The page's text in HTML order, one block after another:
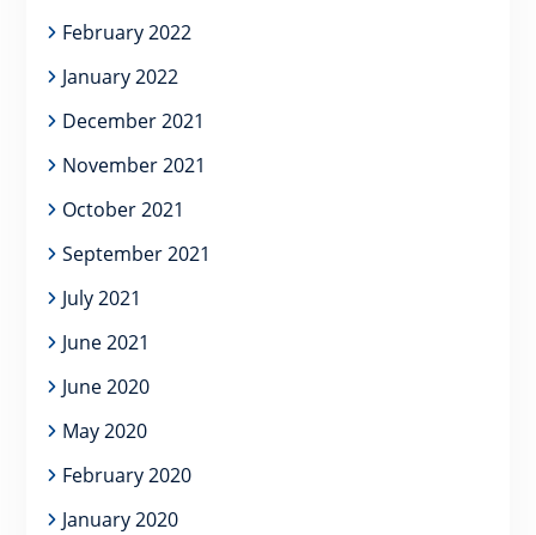
February 2022
January 2022
December 2021
November 2021
October 2021
September 2021
July 2021
June 2021
June 2020
May 2020
February 2020
January 2020